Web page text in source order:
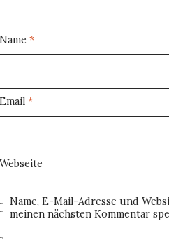
Name*
Email*
Webseite
Name, E-Mail-Adresse und
meinen nächsten Kommentar